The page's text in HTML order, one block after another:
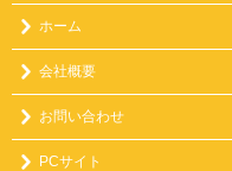
ホーム
会社概要
お問い合わせ
PCサイト